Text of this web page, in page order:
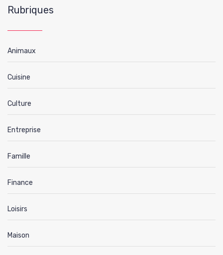
Rubriques
Animaux
Cuisine
Culture
Entreprise
Famille
Finance
Loisirs
Maison